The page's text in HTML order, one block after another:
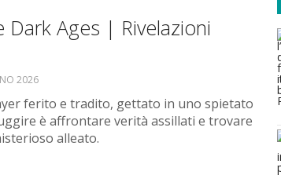
Dark Ages | Rivelazioni
2026
ferito e tradito, gettato in uno spietato
è affrontare verità assillati e trovare
alleato.